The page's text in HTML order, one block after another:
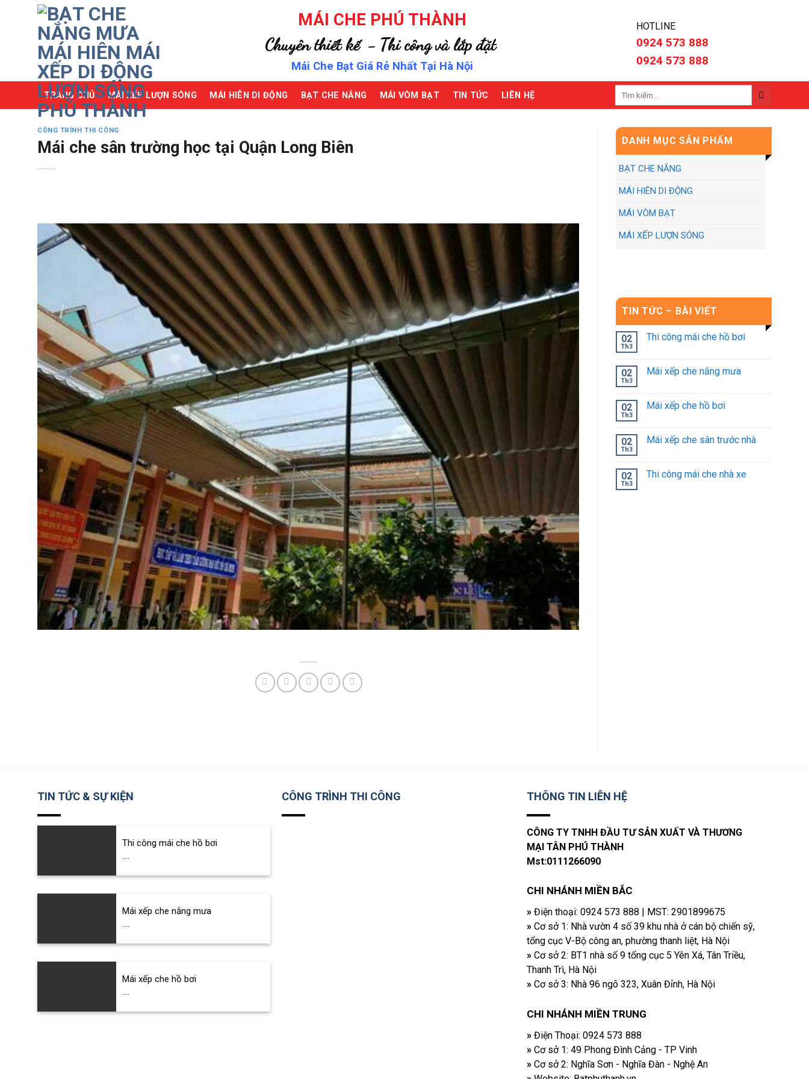
MÁI CHE PHÚ THÀNH
Chuyên thiết kế - Thi công và lắp đặt
Mái Che Bạt Giá Rẻ Nhất Tại Hà Nội
HOTLINE
0924 573 888
0924 573 888
TRANG CHỦ MÁI XẾP LƯỢN SÓNG MÁI HIÊN DI ĐỘNG BẠT CHE NẮNG MÁI VÒM BẠT TIN TỨC LIÊN HỆ
CÔNG TRÌNH THI CÔNG
Mái che sân trường học tại Quận Long Biên DANH MỤC SẢN PHẨM
BẠT CHE NẮNG
MÁI HIÊN DI ĐỘNG
MÁI VÒM BẠT
MÁI XẾP LƯỢN SÓNG
TIN TỨC – BÀI VIẾT
02
Th3
Thi công mái che hồ bơi
02
Th3
Mái xếp che nắng mưa
02
Th3
Mái xếp che hồ bơi
02
Th3
Mái xếp che sân trước nhà
02
Th3
Thi công mái che nhà xe
TIN TỨC & SỰ KIỆN
Thi công mái che hồ bơi
....
Mái xếp che nắng mưa
....
Mái xếp che hồ bơi
....
CÔNG TRÌNH THI CÔNG THÔNG TIN LIÊN HỆ
CÔNG TY TNHH ĐẦU TƯ SẢN XUẤT VÀ THƯƠNG
MẠI TÂN PHÚ THÀNH
Mst:0111266090
CHI NHÁNH MIỀN BẮC
» Điện thoại​: 0924 573 888 | MST: 2901899675
» Cơ sở 1: Nhà vườn 4 số 39 khu nhà ở cán bộ chiến sỹ,
tổng cục V-Bộ công an, phường thanh liệt, Hà Nội
» Cơ sở 2: BT1 nhà số 9 tổng cục 5 Yên Xá, Tân Triều,
Thanh Trì, Hà Nội
» Cơ sở 3: Nhà 96 ngõ 323, Xuân Đỉnh, Hà Nội
CHI NHÁNH MIỀN TRUNG
» Điện Thoại: 0924 573 888
» Cơ sở 1: 49 Phong Đình Cảng - TP Vinh
» Cơ sở 2: Nghĩa Sơn - Nghĩa Đàn - Nghệ An